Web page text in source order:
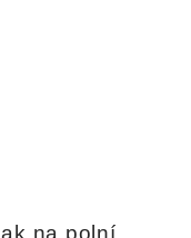
na polní